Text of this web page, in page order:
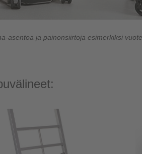
asentoa ja painonsiirtoja esimerkiksi